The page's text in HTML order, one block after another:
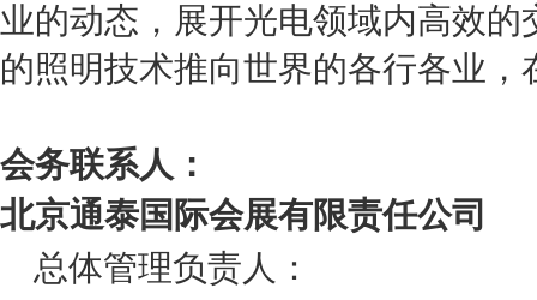
业的动态，展开光电领域内高效
的照明技术推向世界的各行各业
会务联系人：
北京通泰国际会展有限责任公司
总体管理负责人：